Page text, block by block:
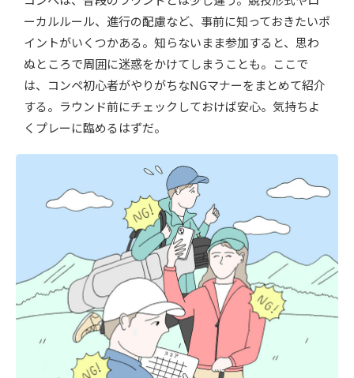
ーカルルール、進行の配慮など、 ​事前に知っておきたいポ
イントがいくつかある。 知らないまま参加すると、 思わ
ぬところで周囲に迷惑をかけてしまうことも。ここで
は、 コンペ初心者がやりがちなNGマナーをまとめて紹介
する。 ラウンド前にチェックしておけば安心。 気持ちよ
くプレー​に臨めるはずだ。